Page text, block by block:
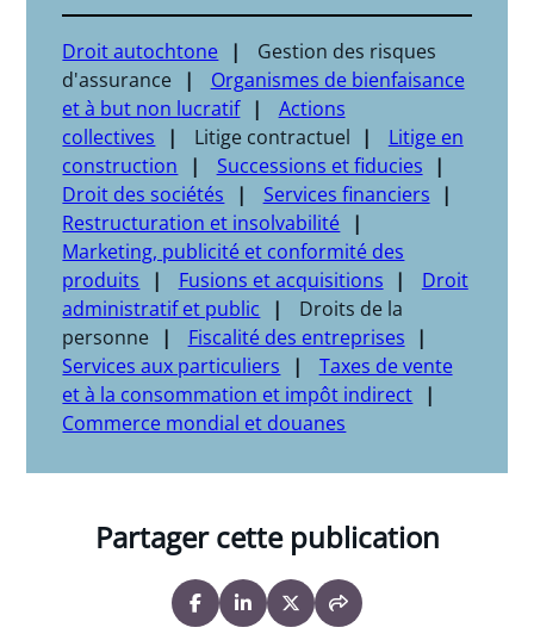
Droit autochtone
Gestion des risques
d'assurance
Organismes de bienfaisance
et à but non lucratif
Actions
collectives
Litige contractuel
Litige en
construction
Successions et fiducies
Droit des sociétés
Services financiers
Restructuration et insolvabilité
Marketing, publicité et conformité des
produits
Fusions et acquisitions
Droit
administratif et public
Droits de la
personne
Fiscalité des entreprises
Services aux particuliers
Taxes de vente
et à la consommation et impôt indirect
Commerce mondial et douanes
Partager cette publication